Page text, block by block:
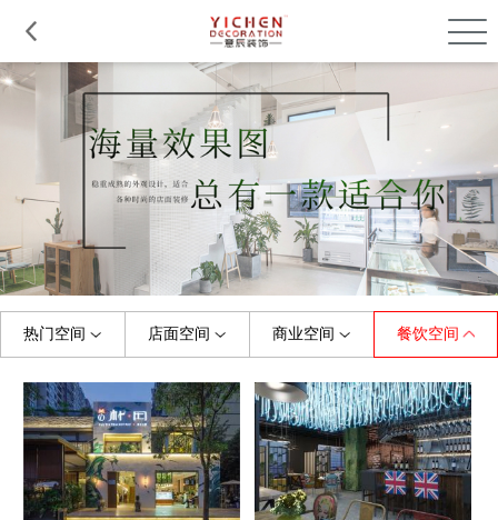
热门空间
全部 门头 美容/美甲店 早教机构
小吃店 茶饮店 甜品店 办公室
服装店
店面空间
全部 珠宝店 童装店 婚纱店
水果店 理发店 母婴店 鞋店
花店 眼镜店 面包店 其他
商业空间
全部 展厅 商场 摄影店
健身房 便利店 游泳馆 幼儿园
培训学校 其他
餐饮空间
全部 烤肉店 中餐厅 西餐厅
料理店 快餐厅 咖啡店 火锅店
茶餐厅 主题餐厅